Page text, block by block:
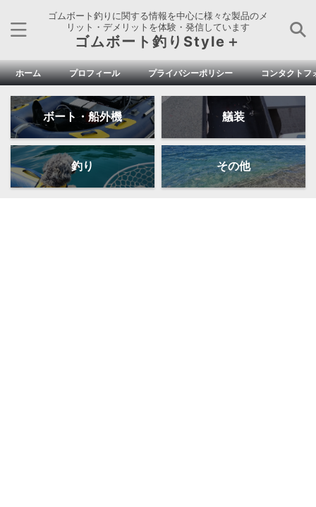
ゴムボート釣りに関する情報を中心に様々な製品のメ
リット・デメリットを体験・発信しています
ゴムボート釣りStyle＋
ホーム プロフィール プライバシーポリシー コンタクトフ
ボート・船外機 艤装
釣り その他